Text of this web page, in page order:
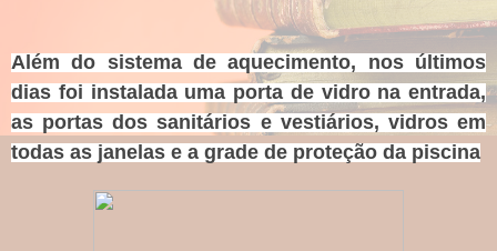
Além do sistema de aquecimento, nos últimos
dias foi instalada uma porta de vidro na entrada,
as portas dos sanitários e vestiários, vidros em
todas as janelas e a grade de proteção da piscina